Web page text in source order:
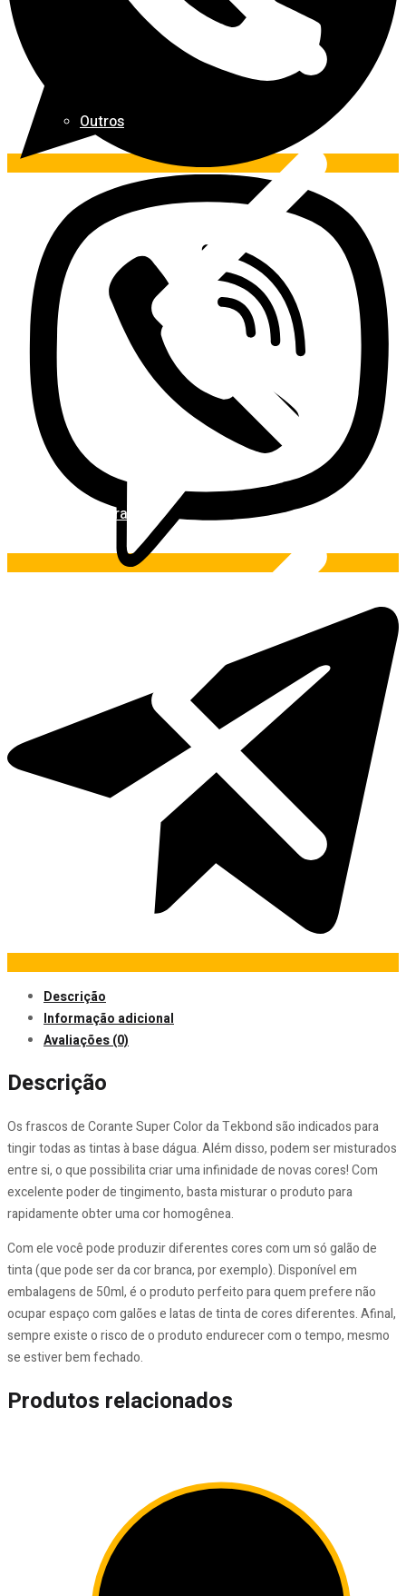
Outros
Pintura
Descrição
Informação adicional
Avaliações (0)
Descrição
Os frascos de Corante Super Color da Tekbond são indicados para
tingir todas as tintas à base dágua. Além disso, podem ser misturados
entre si, o que possibilita criar uma infinidade de novas cores! Com
excelente poder de tingimento, basta misturar o produto para
rapidamente obter uma cor homogênea.
Com ele você pode produzir diferentes cores com um só galão de
tinta (que pode ser da cor branca, por exemplo). Disponível em
embalagens de 50ml, é o produto perfeito para quem prefere não
ocupar espaço com galões e latas de tinta de cores diferentes. Afinal,
sempre existe o risco de o produto endurecer com o tempo, mesmo
se estiver bem fechado.
Produtos relacionados